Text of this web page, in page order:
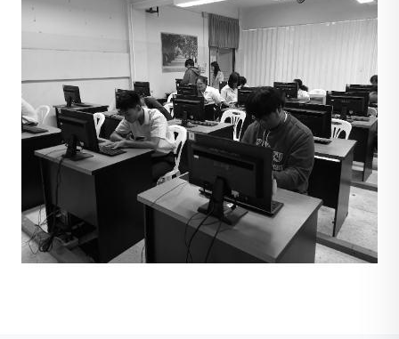
การบริการประชาชน
E-SERVICE SYSTEM